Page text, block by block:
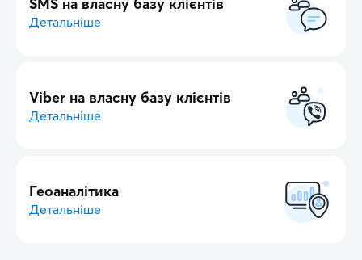
Детальніше
Viber на власну базу клієнтів
Детальніше
Геоаналітика
Детальніше